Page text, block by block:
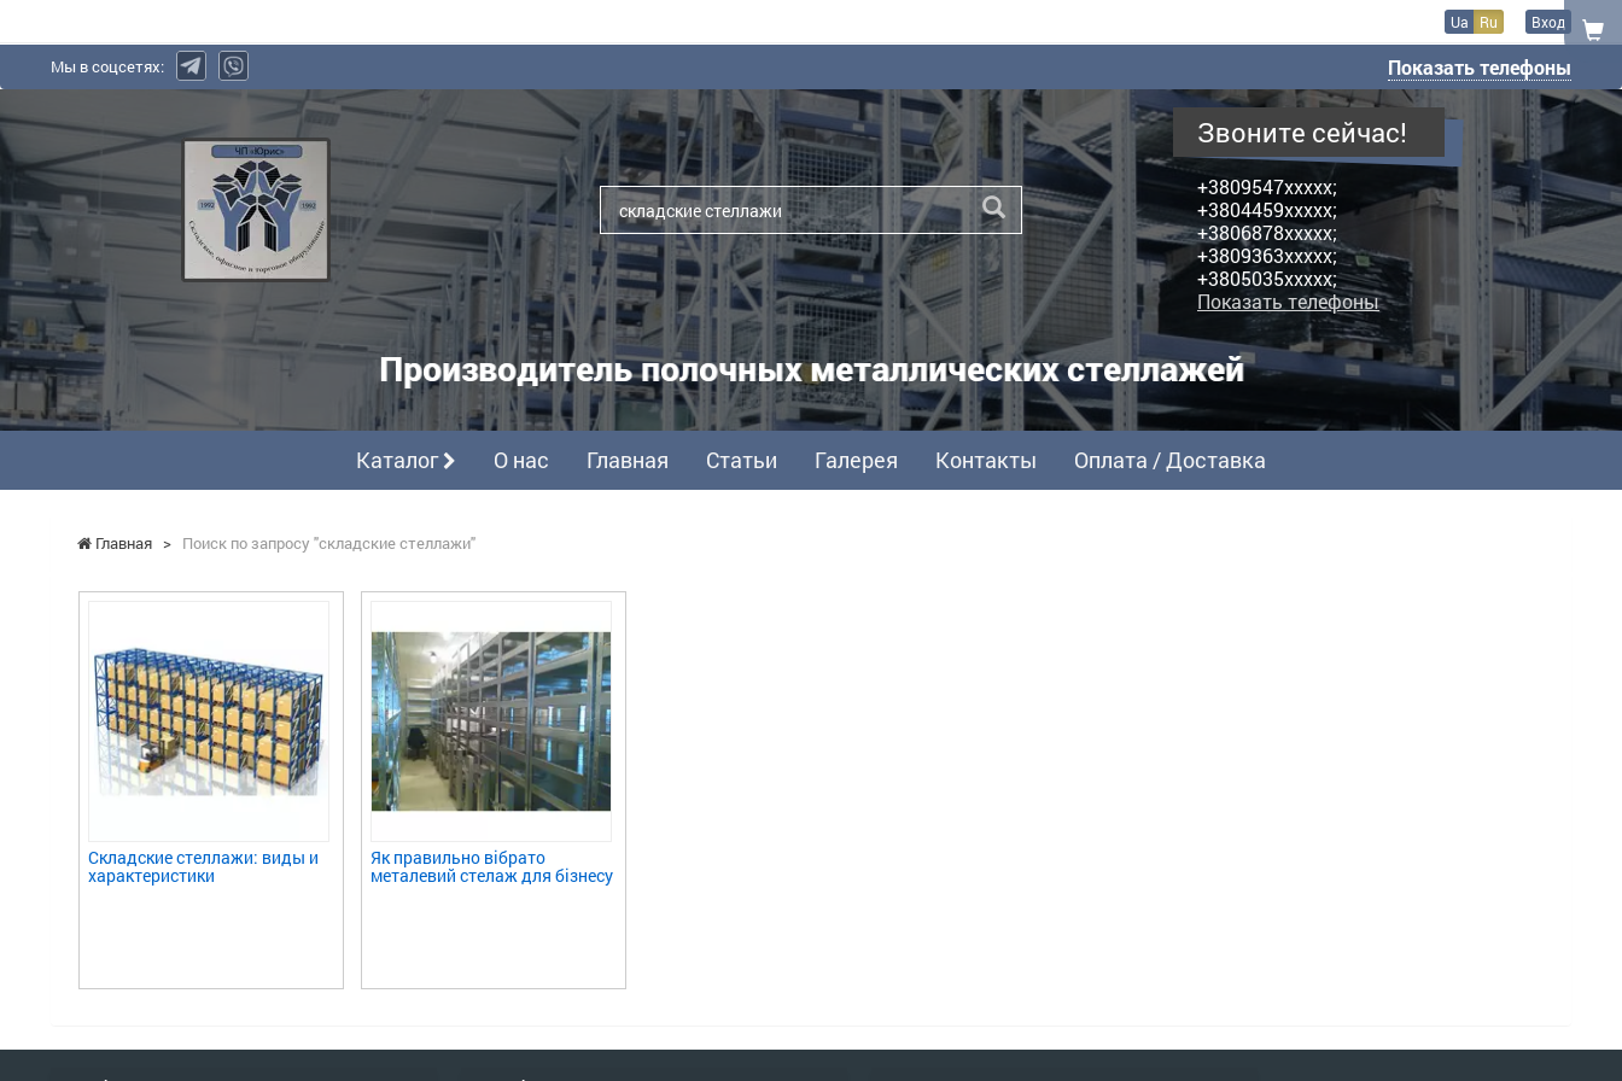
Ua Ru Вход
Мы в соцсетях: Показать телефоны
Юрис,
ЧП
-
производитель
полочных
металлических
стеллажей
Звоните сейчас!
+3809547xxxxx;
+3804459xxxxx;
+3806878xxxxx;
+3809363xxxxx;
+3805035xxxxx;
Показать телефоны
Производитель полочных металлических стеллажей
Каталог О нас Главная Статьи Галерея Контакты Оплата / Доставка
Главная > Поиск по запросу "складские стеллажи"
Складские стеллажи: виды и
характеристики
Як правильно вібрато
металевий стелаж для бізнесу